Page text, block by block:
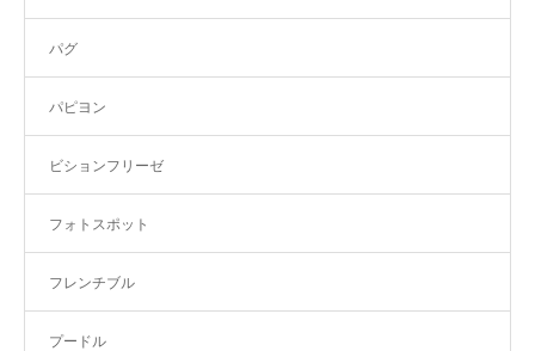
パグ
パピヨン
ビションフリーゼ
フォトスポット
フレンチブル
プードル